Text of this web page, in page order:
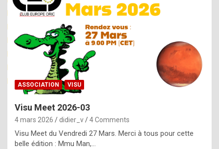
e
R
o
p
l
ASSOCIATION VISU
Visu Meet 2026-03
4 mars 2026 didier_v 4 Comments
Visu Meet du Vendredi 27 Mars. Merci à tous pour cette
belle édition : Mmu Man,…